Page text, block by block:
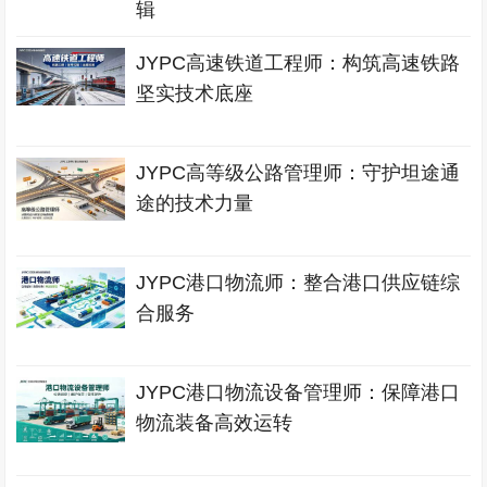
辑
JYPC高速铁道工程师：构筑高速铁路
坚实技术底座
JYPC高等级公路管理师：守护坦途通
途的技术力量
JYPC港口物流师：整合港口供应链综
合服务
JYPC港口物流设备管理师：保障港口
物流装备高效运转